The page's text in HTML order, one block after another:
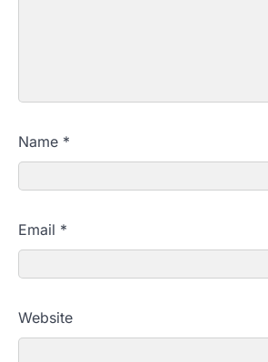
Name *
Email *
Website